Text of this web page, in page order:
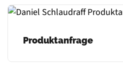
Produktanfrage